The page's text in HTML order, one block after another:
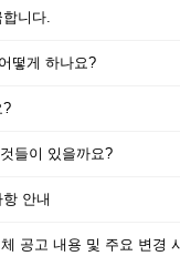
니다.
떻게 하나요?
?
들이 있을까요?
안내
공고 내용 및 주요 변경